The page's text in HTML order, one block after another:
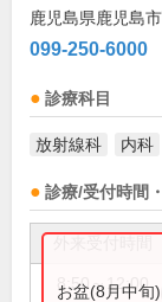
鹿児島県鹿児島
099-250-6000
診療科目
放射線科 内科
診療/受付時間
8:50～12:00
お盆(8月中旬